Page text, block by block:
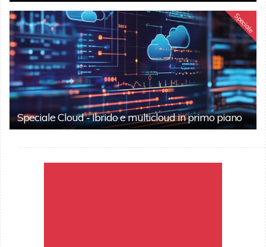
Speciale
Speciale Cloud - Ibrido e multicloud in primo piano